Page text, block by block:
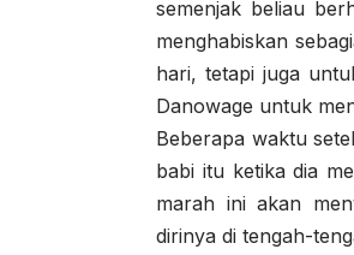
semenjak beliau
menghabiskan
hari, tetapi juga
Danowage untuk
Beberapa waktu
babi itu ketika dia
marah ini akan
dirinya di tengah-